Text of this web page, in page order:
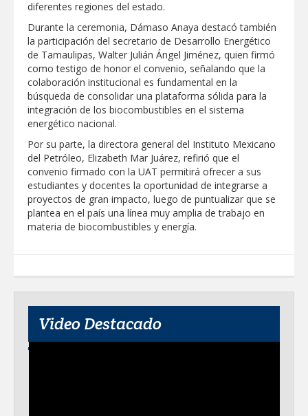
Llama Carlos Peña Ortiz a realizar
investigación en tema de la refinería
Coordinan la SST y SET acciones para
fortalecer la formación médica y la
bioética en Tamaulipas
EXHORTA PROTECCIÓN CIVIL A
EXTREMAR PRECAUCIONES ANTE
ALTAS TEMPERATURAS DURANTE EL
PERIODO VACACIONAL
MERCADITA LA RED REUNIRÁ
EMPRENDIMIENTO, TALLERES Y
ACTIVIDADES FAMILIARES EN PLAZA
HIDALGO
diferentes regiones del estado.
Durante la ceremonia, Dámaso Anaya destacó también
la participación del secretario de Desarrollo Energético
de Tamaulipas, Walter Julián Ángel Jiménez, quien firmó
como testigo de honor el convenio, señalando que la
colaboración institucional es fundamental en la
búsqueda de consolidar una plataforma sólida para la
integración de los biocombustibles en el sistema
energético nacional.
Por su parte, la directora general del Instituto Mexicano
del Petróleo, Elizabeth Mar Juárez, refirió que el
convenio firmado con la UAT permitirá ofrecer a sus
estudiantes y docentes la oportunidad de integrarse a
proyectos de gran impacto, luego de puntualizar que se
plantea en el país una línea muy amplia de trabajo en
materia de biocombustibles y energía.
Video Destacado